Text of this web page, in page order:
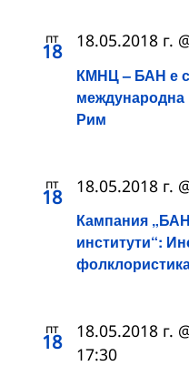
пт
18
КМНЦ – БАН е
международна
Рим
18.05.2018 г.
пт
18
Кампания
институти“:
18.05.2018 г.
пт
18 18.05.2018 г.
17:30